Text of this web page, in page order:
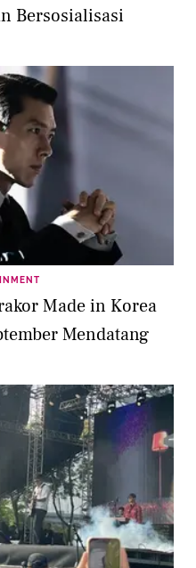
Bersosialisasi
Made in Korea
Mendatang